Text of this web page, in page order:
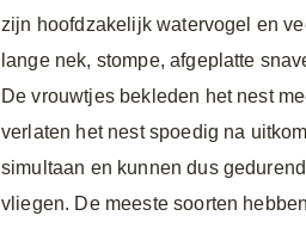
zijn hoofdzakelijk watervogel en
lange nek, stompe, afgeplatte
De vrouwtjes bekleden het nest
verlaten het nest spoedig na
simultaan en kunnen dus
vliegen. De meeste soorten